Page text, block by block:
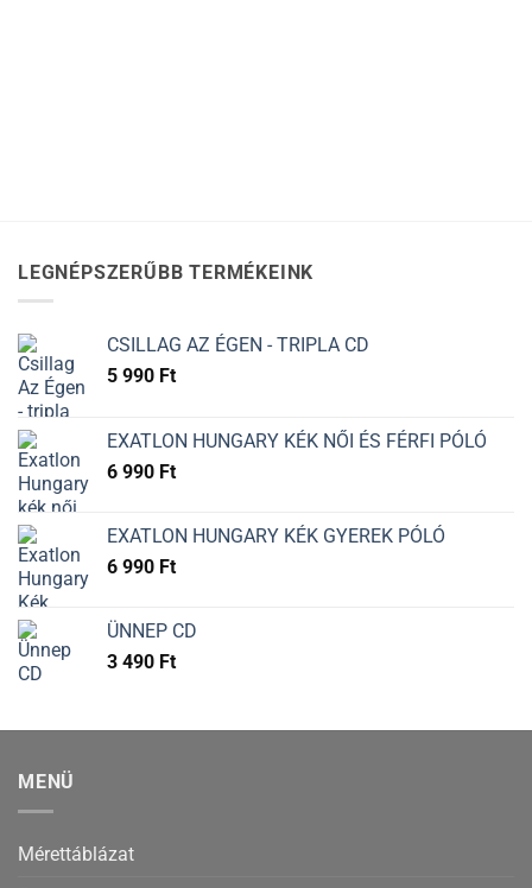
LEGNÉPSZERŰBB TERMÉKEINK
CSILLAG AZ ÉGEN - TRIPLA CD
5 990 Ft
EXATLON HUNGARY KÉK NŐI ÉS FÉRFI PÓLÓ
6 990 Ft
EXATLON HUNGARY KÉK GYEREK PÓLÓ
6 990 Ft
ÜNNEP CD
3 490 Ft
MENÜ
Mérettáblázat